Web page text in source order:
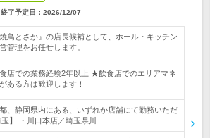
終了予定日： 2026/12/07
鳥とさか』の店長候補として、ホール・キッチン
管理をお任せします。
店での業務経験2年以上 ★飲食店でのエリアマネ
ある方は歓迎します！
、静岡県内にある、いずれか店舗にて勤務いただ
】 ・川口本店／埼玉県川…